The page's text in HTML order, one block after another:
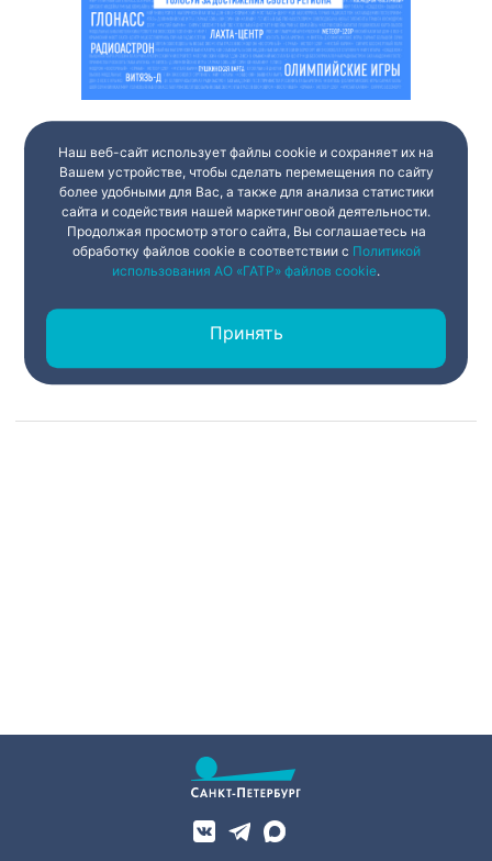
Наш веб-сайт использует файлы cookie и сохраняет их на
Вашем устройстве, чтобы сделать перемещения по сайту
более удобными для Вас, а также для анализа статистики
сайта и содействия нашей маркетинговой деятельности.
Продолжая просмотр этого сайта, Вы соглашаетесь на
обработку файлов cookie в соответствии с Политикой
использования АО «ГАТР» файлов cookie.
Принять